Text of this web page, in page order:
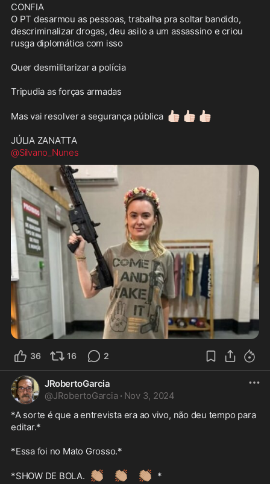
CONFIA
O PT desarmou as pessoas, trabalha pra soltar bandido,
descriminalizar drogas, deu asilo a um assassino e criou
rusga diplomática com isso
Quer desmilitarizar a polícia
Tripudia as forças armadas
Mas vai resolver a segurança pública 👍🏻 👍🏻 👍🏻
@Silvano_Nunes
36 16 2
JRobertoGarcia
@JRobertoGarcia · Nov 3, 2024
*A sorte é que a entrevista era ao vivo, não deu tempo para
editar.*
*Essa foi no Mato Grosso.*
*SHOW DE BOLA. 👏🏽 👏🏽 👏🏽 *